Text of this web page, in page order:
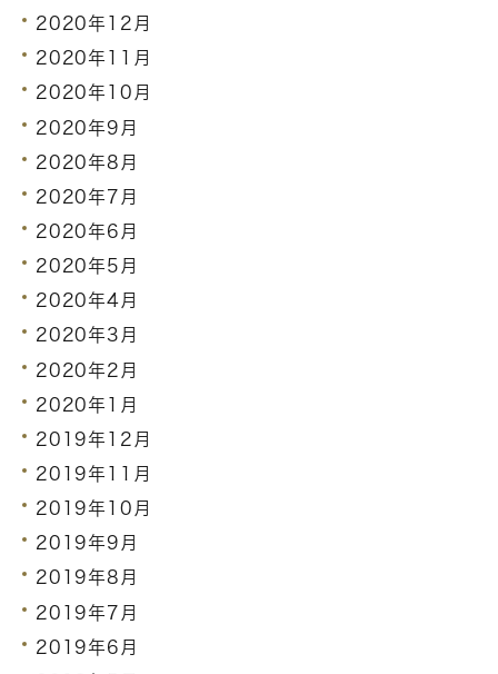
2020年12月
2020年11月
2020年10月
2020年9月
2020年8月
2020年7月
2020年6月
2020年5月
2020年4月
2020年3月
2020年2月
2020年1月
2019年12月
2019年11月
2019年10月
2019年9月
2019年8月
2019年7月
2019年6月